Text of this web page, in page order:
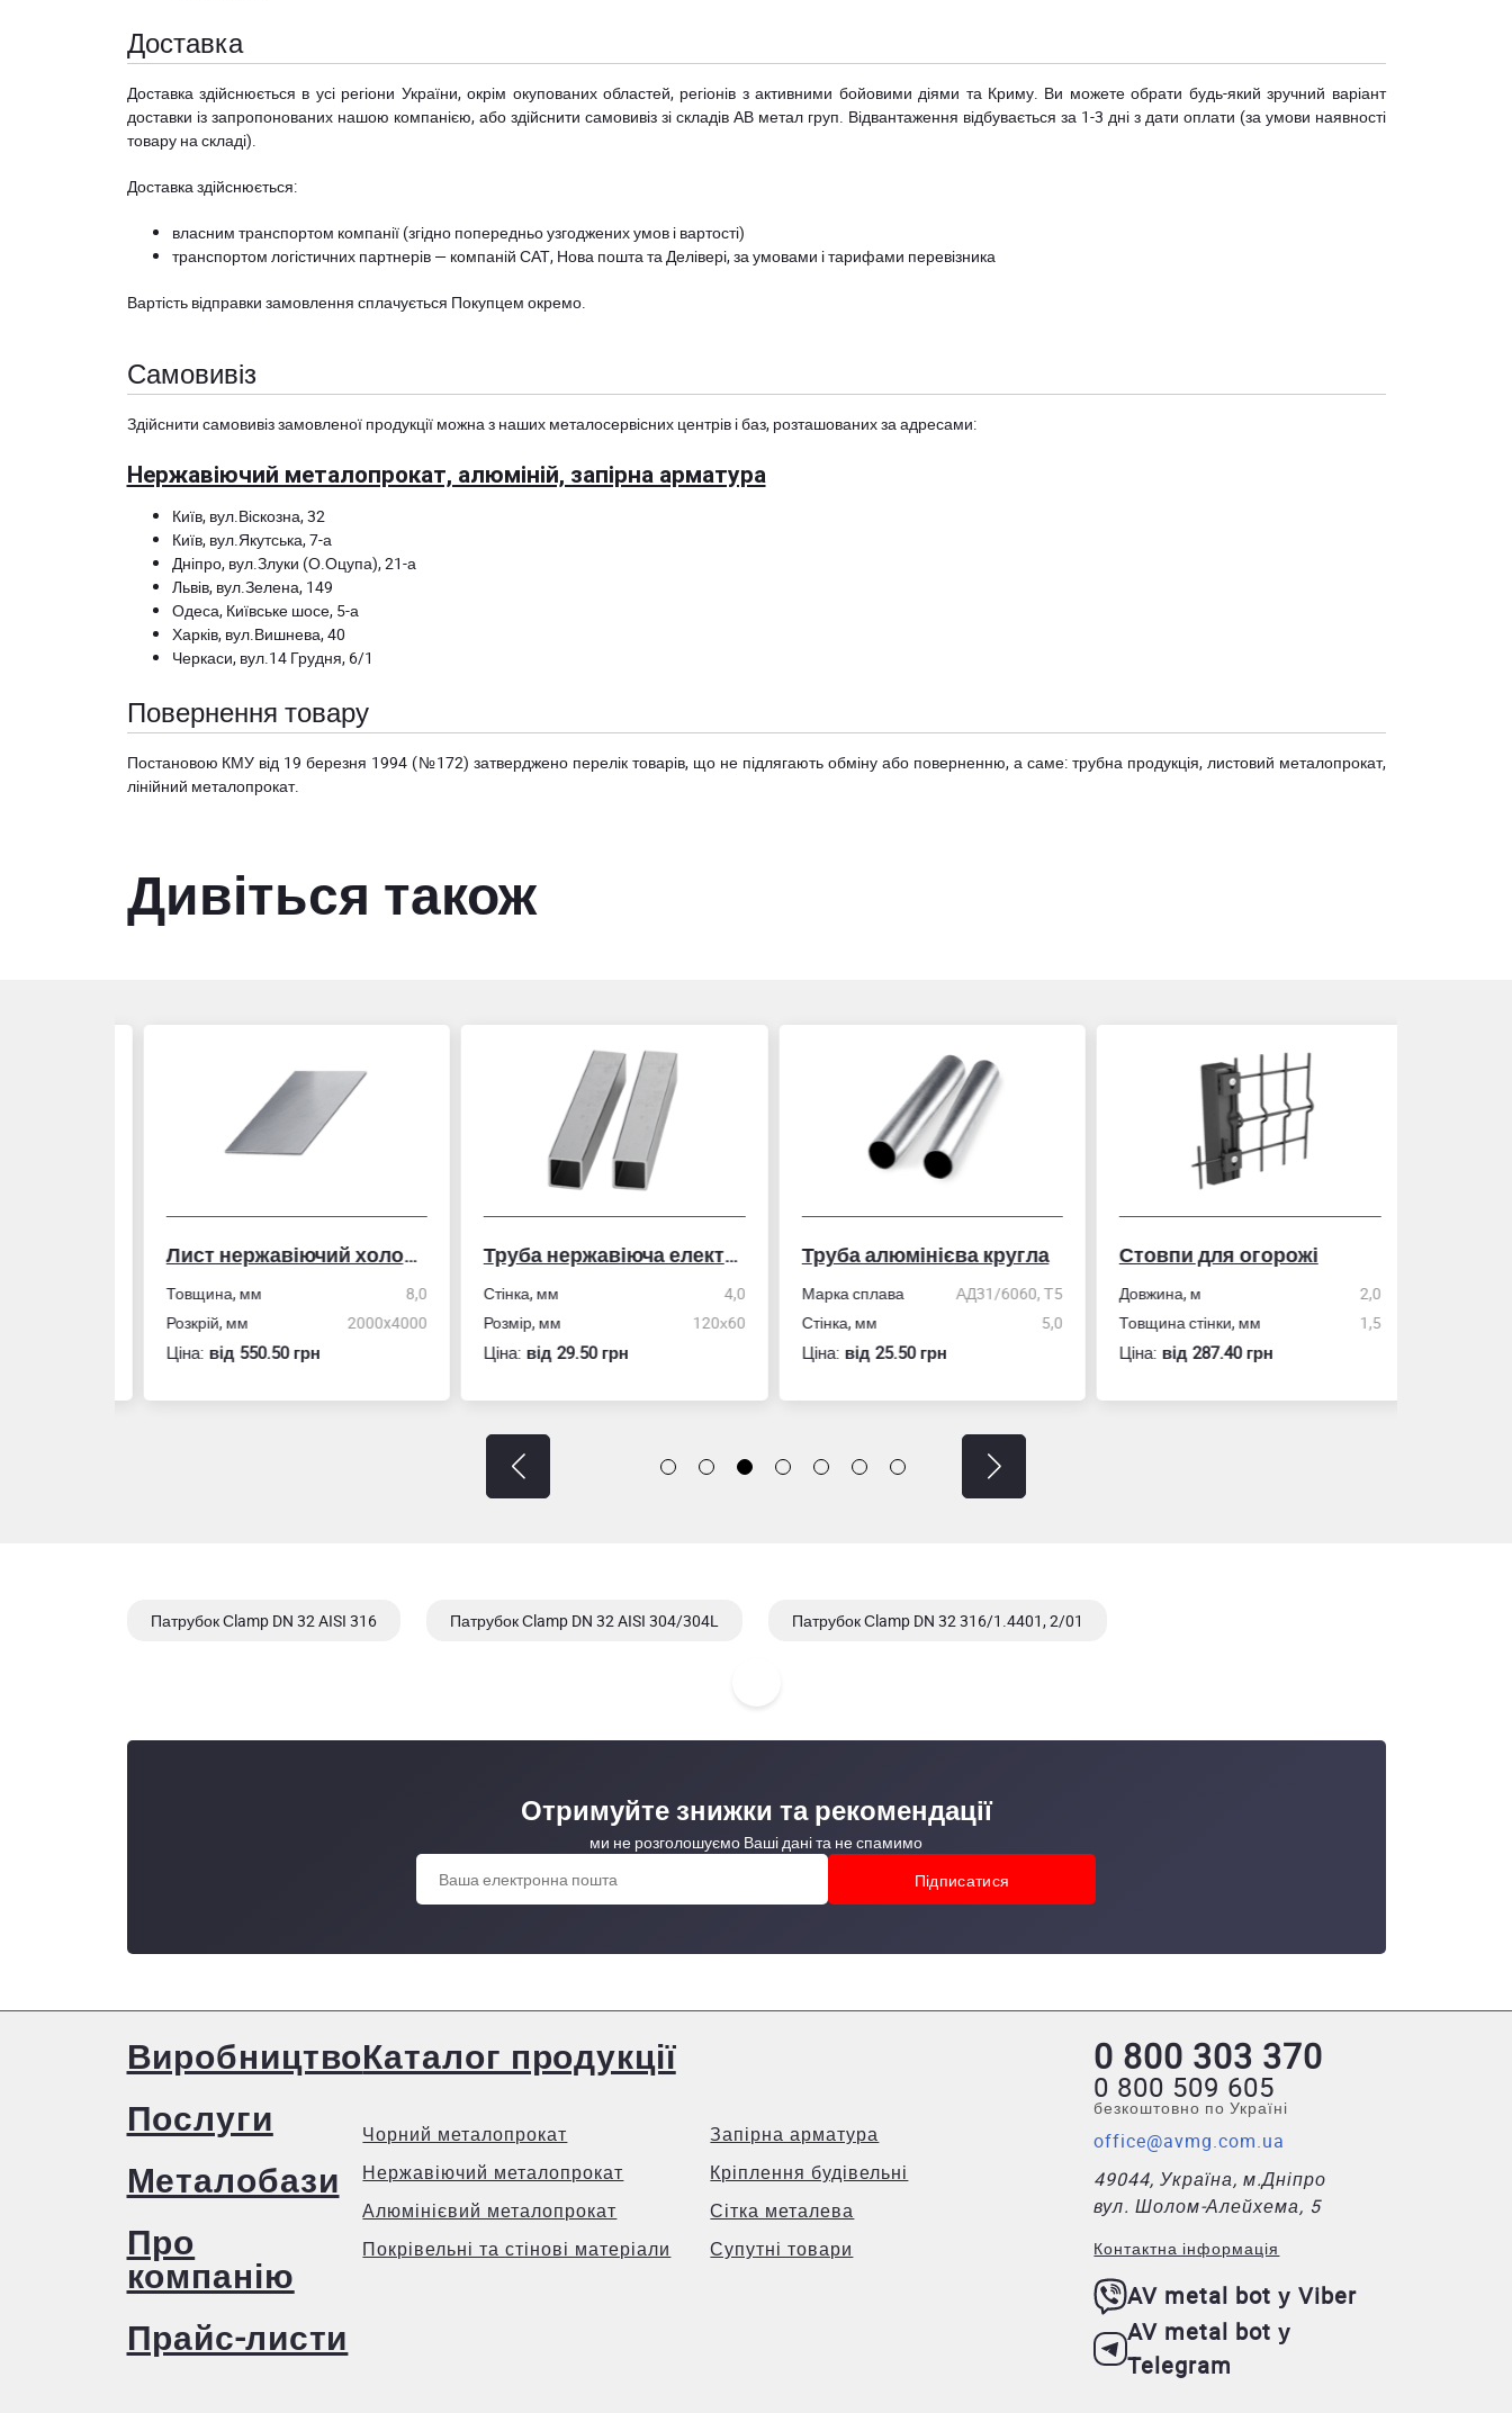
Доставка
Доставка здійснюється в усі регіони України, окрім окупованих областей, регіонів з активними бойовими діями та Криму. Ви можете обрати будь-який зручний варіант
доставки із запропонованих нашою компанією, або здійснити самовивіз зі складів АВ метал груп. Відвантаження відбувається за 1-3 дні з дати оплати (за умови наявності
товару на складі).
Доставка здійснюється:
власним транспортом компанії (згідно попередньо узгоджених умов і вартості)
транспортом логістичних партнерів — компаній САТ, Нова пошта та Делівері, за умовами і тарифами перевізника
Вартість відправки замовлення сплачується Покупцем окремо.
Самовивіз
Здійснити самовивіз замовленої продукції можна з наших металосервісних центрів і баз, розташованих за адресами:
Нержавіючий металопрокат, алюміній, запірна арматура
Київ, вул.Віскозна, 32
Київ, вул.Якутська, 7-а
Дніпро, вул.Злуки (О.Оцупа), 21-а
Львів, вул.Зелена, 149
Одеса, Київське шосе, 5-а
Харків, вул.Вишнева, 40
Черкаси, вул.14 Грудня, 6/1
Повернення товару
Постановою КМУ від 19 березня 1994 (№172) затверджено перелік товарів, що не підлягають обміну або поверненню, а саме: трубна продукція, листовий металопрокат,
лінійний металопрокат.
Дивіться також
Лист нержавіючий холоднокатаний
Товщина, мм
8,0
Розкрій, мм
2000x4000
Ціна:вiд 550.50 грн
Труба нержавіюча електрозварна профільна
Стінка, мм
4,0
Розмір, мм
120х60
Ціна:вiд 29.50 грн
Труба алюмінієва кругла
Марка сплава
АД31/6060, Т5
Стінка, мм
5,0
Ціна:вiд 25.50 грн
Стовпи для огорожі
Довжина, м
2,0
Товщина стінки, мм
1,5
Ціна:вiд 287.40 грн
Патрубок Сlamp DN 32 AISI 316 Патрубок Сlamp DN 32 AISI 304/304L Патрубок Сlamp DN 32 316/1.4401, 2/01
Отримуйте знижки та рекомендації
ми не розголошуємо Ваші дані та не спамимо
Виробництво
Послуги
Металобази
Про
компанію
Прайс-листи
Каталог продукції
Чорний металопрокат
Нержавіючий металопрокат
Алюмінієвий металопрокат
Покрівельні та стінові матеріали
Запірна арматура
Кріплення будівельні
Сітка металева
Супутні товари
0 800 303 370
0 800 509 605
безкоштовно по Україні
office@avmg.com.ua
49044, Україна, м.Дніпро
вул. Шолом-Алейхема, 5
Контактна інформація
AV metal bot у Viber
AV metal bot у
Telegram